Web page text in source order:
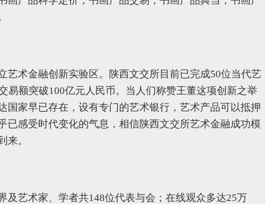
艺术金融创新实验区。陕西文交所目前已完成50位当代艺
易额突破100亿元人民币。当人们称赞王董这项创新之举
国家早已存在，设有专门的艺术银行，艺术产品可以抵押
已感受时代变化的气息，相信陕西文交所艺术金融成功模
来。
及艺术家、学者共148位代表与会；在线观众多达25万